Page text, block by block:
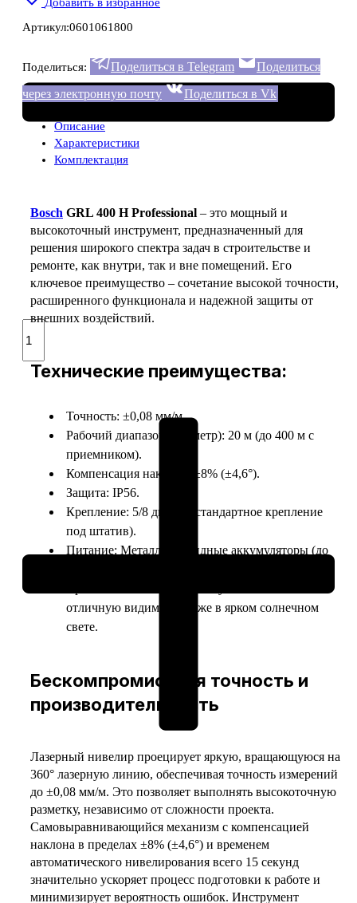
Количество
товара
GRL
Professional
ротационный
нивелир
Артикул:0601061800
Поделиться: Поделиться в Telegram
Поделиться
через электронную почту
Поделиться в Vk
Описание
Характеристики
Комплектация
Bosch GRL 400 H Professional – это мощный и
высокоточный инструмент, предназначенный для
решения широкого спектра задач в строительстве и
ремонте, как внутри, так и вне помещений. Его
ключевое преимущество – сочетание высокой точности,
расширенного функционала и надежной защиты от
внешних воздействий.
Технические преимущества:
Точность: ±0,08 мм/м.
Рабочий диапазон (диаметр): 20 м (до 400 м с
приемником).
Компенсация наклона: ±8% (±4,6°).
Защита: IP56.
Крепление: 5/8 дюйма (стандартное крепление
под штатив).
Питание: Металлогидридные аккумуляторы (до
отличную видимость даже в ярком солнечном
свете.
Бескомпромиссная точность и
производительность
Лазерный нивелир проецирует яркую, вращающуюся на
360° лазерную линию, обеспечивая точность измерений
до ±0,08 мм/м. Это позволяет выполнять высокоточную
разметку, независимо от сложности проекта.
Самовыравнивающийся механизм с компенсацией
наклона в пределах ±8% (±4,6°) и временем
автоматического нивелирования всего 15 секунд
значительно ускоряет процесс подготовки к работе и
минимизирует вероятность ошибок. Инструмент